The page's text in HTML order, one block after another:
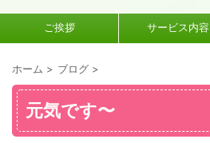
ご挨拶 サービス内容
ホーム > ブログ >
元気です〜